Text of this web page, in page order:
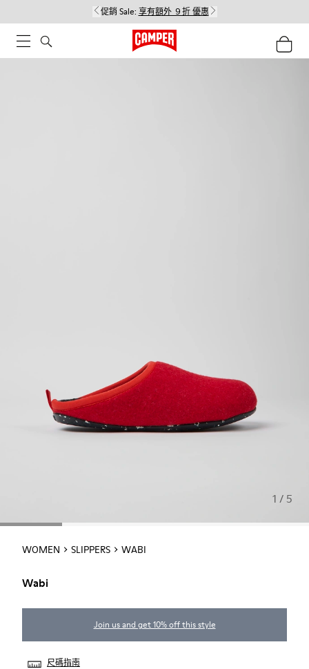
促銷 Sale: 享有額外 ９折 優惠
1 / 5
WOMEN SLIPPERS WABI
Wabi
Join us and get 10% off this style
尺碼指南